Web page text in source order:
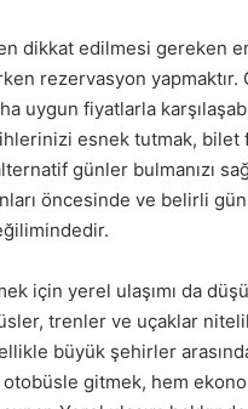
dikkat edilmesi gereken
rezervasyon yapmaktır.
uygun fiyatlarla
esnek tutmak, bilet
günler bulmanızı
öncesinde ve belirli
için yerel ulaşımı da
trenler ve uçaklar
büyük şehirler
gitmek, hem